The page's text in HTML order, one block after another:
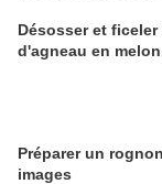
Désosser et
d'agneau en
Préparer un
images